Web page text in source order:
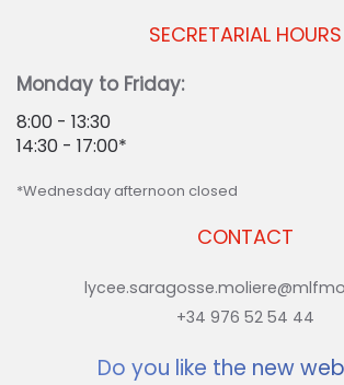
CONTACT
+34 976 52 54 44
SECRETARIAL HOURS
Monday to Friday:
8:00 - 13:30
14:30 - 17:00*
*Wednesday afternoon closed
Do you like the new